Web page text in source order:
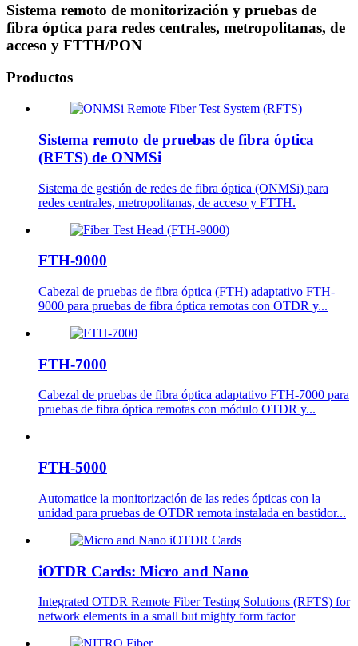
Sistema remoto de monitorización y pruebas de
fibra óptica para redes centrales, metropolitanas, de
acceso y FTTH/PON
Productos
Sistema remoto de pruebas de fibra óptica
(RFTS) de ONMSi
Sistema de gestión de redes de fibra óptica (ONMSi) para
redes centrales, metropolitanas, de acceso y FTTH.
FTH-9000
Cabezal de pruebas de fibra óptica (FTH) adaptativo FTH-
9000 para pruebas de fibra óptica remotas con OTDR y...
FTH-7000
Cabezal de pruebas de fibra óptica adaptativo FTH-7000 para
pruebas de fibra óptica remotas con módulo OTDR y...
FTH-5000
Automatice la monitorización de las redes ópticas con la
unidad para pruebas de OTDR remota instalada en bastidor...
iOTDR Cards: Micro and Nano
Integrated OTDR Remote Fiber Testing Solutions (RFTS) for
network elements in a small but mighty form factor